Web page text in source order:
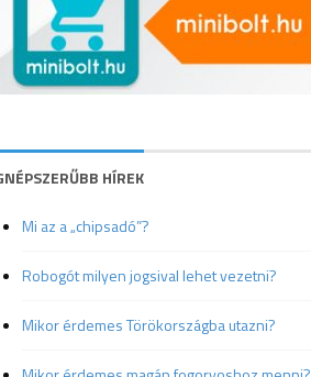
HÍREK
Mi az a „chipsadó”?
Robogót milyen jogsival lehet vezetni?
Mikor érdemes Törökországba utazni?